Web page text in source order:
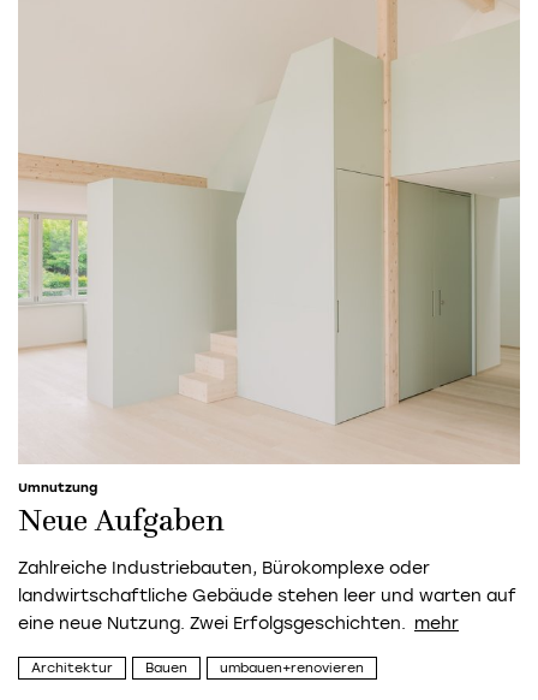
Umnutzung
Neue Aufgaben
Zahlreiche Industriebauten, Bürokomplexe oder
landwirtschaftliche Gebäude stehen leer und warten auf
eine neue Nutzung. Zwei Erfolgsgeschichten.
Architektur Bauen umbauen+renovieren